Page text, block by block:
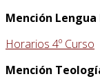
Mención
Horarios 4º Curso
Mención